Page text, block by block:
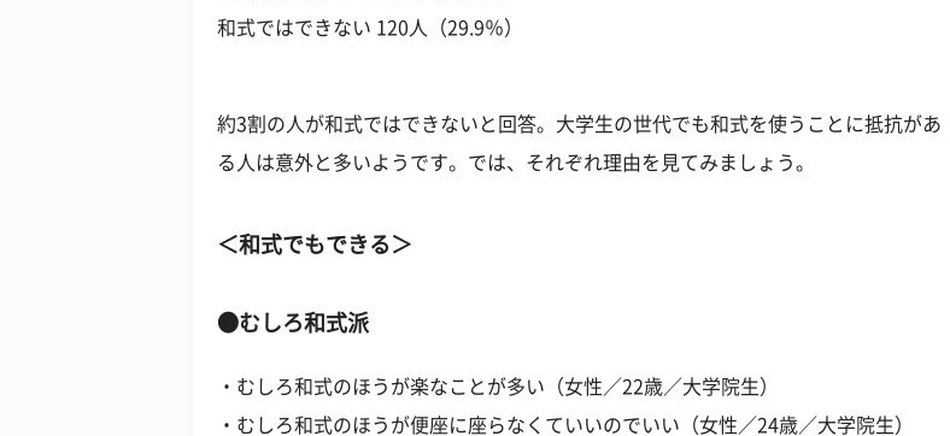
和式ではできない 120人（29.9％）
約3割の人が和式ではできないと回答。大学生の世代でも和式を使うことに抵抗があ
る人は意外と多いようです。では、それぞれ理由を見てみましょう。
＜和式でもできる＞
●むしろ和式派
・むしろ和式のほうが楽なことが多い（女性／22歳／大学院生）
・むしろ和式のほうが便座に座らなくていいのでいい（女性／24歳／大学院生）